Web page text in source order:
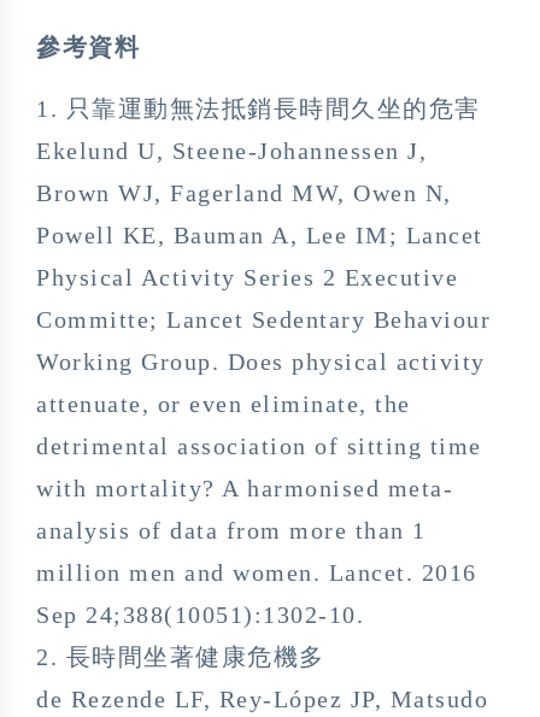
參考資料
1. 只靠運動無法抵銷長時間久坐的危害
Ekelund U, Steene-Johannessen J,
Brown WJ, Fagerland MW, Owen N,
Powell KE, Bauman A, Lee IM; Lancet
Physical Activity Series 2 Executive
Committe; Lancet Sedentary Behaviour
Working Group. Does physical activity
attenuate, or even eliminate, the
detrimental association of sitting time
with mortality? A harmonised meta-
analysis of data from more than 1
million men and women. Lancet. 2016
Sep 24;388(10051):1302-10.
2. 長時間坐著健康危機多
de Rezende LF, Rey-López JP, Matsudo